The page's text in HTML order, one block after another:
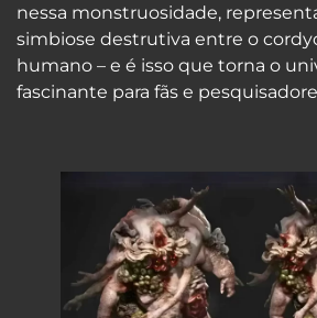
nessa monstruosidade,
simbiose destrutiva entre o
humano – e é isso que torna o
fascinante para fãs e